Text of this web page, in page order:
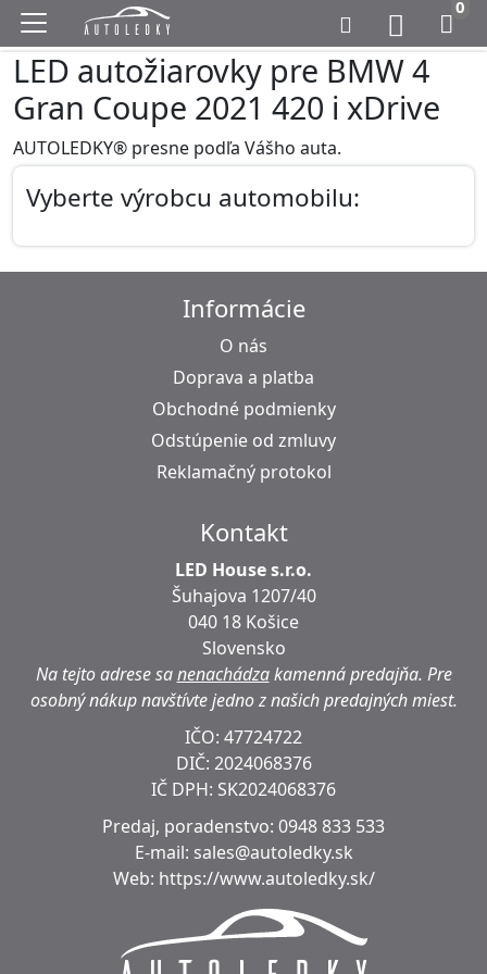
0
LED autožiarovky pre BMW 4
Gran Coupe 2021 420 i xDrive
AUTOLEDKY® presne podľa Vášho auta.
Vyberte výrobcu automobilu:
Informácie
O nás
Doprava a platba
Obchodné podmienky
Odstúpenie od zmluvy
Reklamačný protokol
Kontakt
LED House s.r.o.
Šuhajova 1207/40
040 18 Košice
Slovensko
Na tejto adrese sanenachádzakamenná predajňa. Pre
osobný nákup navštívte jedno z našich predajných miest.
IČO: 47724722
DIČ: 2024068376
IČ DPH: SK2024068376
Predaj, poradenstvo: 0948 833 533
E-mail: sales@autoledky.sk
Web: https://www.autoledky.sk/